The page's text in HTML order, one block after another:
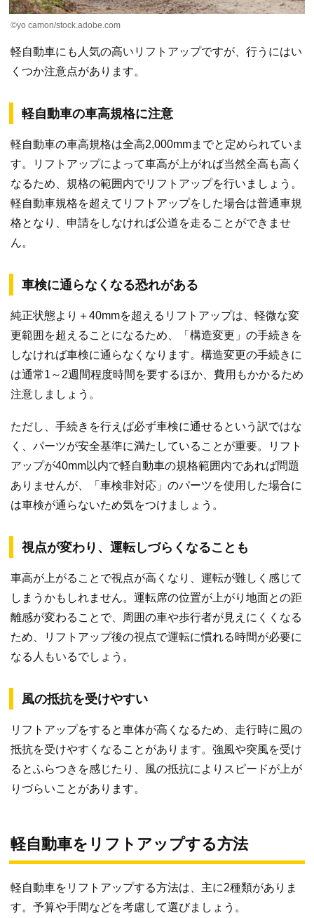
©yo camon/stock.adobe.com
軽自動車にも人気の高いリフトアップですが、行うにはい
くつか注意点があります。
軽自動車の車高規格に注意
軽自動車の車高規格は全高2,000mmまでと定められていま
す。リフトアップによって車高が上がれば当然全高も高く
なるため、規格の範囲内でリフトアップを行いましょう。
軽自動車規格を超えてリフトアップをした場合は普通車規
格となり、申請をしなければ公道を走ることができませ
ん。
車検に通らなくなる恐れがある
純正状態より＋40mmを超えるリフトアップは、軽微な変
更範囲を超えることになるため、「構造変更」の手続きを
しなければ車検に通らなくなります。構造変更の手続きに
は通常1～2週間程度時間を要するほか、費用もかかるため
注意しましょう。
ただし、手続きを行えば必ず車検に通せるという訳ではな
く、パーツが安全基準に満たしていることが重要。リフト
アップが40mm以内で軽自動車の規格範囲内であれば問題
ありませんが、「車検非対応」のパーツを使用した場合に
は車検が通らないため気をつけましょう。
視点が変わり、運転しづらくなることも
車高が上がることで視点が高くなり、運転が難しく感じて
しまうかもしれません。運転席の位置が上がり地面との距
離感が変わることで、周囲の車や歩行者が見えにくくなる
ため、リフトアップ後の視点で運転に慣れる時間が必要に
なる人もいるでしょう。
風の抵抗を受けやすい
リフトアップをすると車体が高くなるため、走行時に風の
抵抗を受けやすくなることがあります。強風や突風を受け
るとふらつきを感じたり、風の抵抗によりスピードが上が
りづらいことがあります。
軽自動車をリフトアップする方法
軽自動車をリフトアップする方法は、主に2種類がありま
す。予算や手間などを考慮して選びましょう。